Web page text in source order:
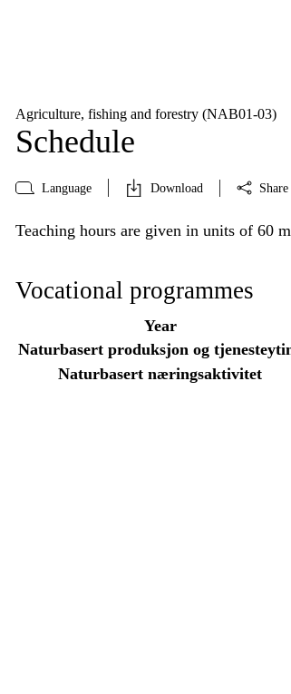
Agriculture, fishing and forestry (NAB01‑03)
Schedule
Language Download Share
Teaching hours are given in units of 60
Vocational programmes
Year
Naturbasert produksjon og
Naturbasert næringsaktivitet